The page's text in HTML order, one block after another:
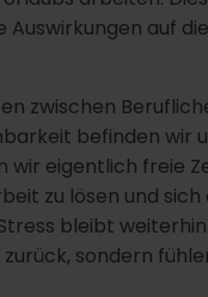
auf
zwischen
befinden wir
eigentlich freie
zu lösen und
bleibt
sondern